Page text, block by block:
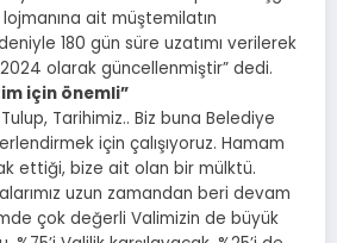
ait müştemilatın
180 gün süre uzatımı verilerek
olarak güncellenmiştir” dedi.
için önemli”
Tarihimiz.. Biz buna Belediye
için çalışıyoruz. Hamam
ettiği, bize ait olan bir mülktü.
uzun zamandan beri devam
çok değerli Valimizin de büyük